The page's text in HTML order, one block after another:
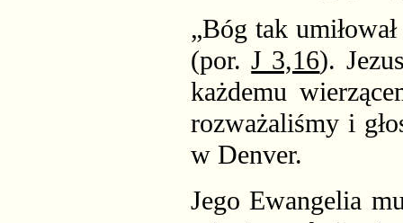
„Bóg tak
(por.J 3,16).
każdemu
rozważaliśmy i
w Denver.
Jego Ewangelia